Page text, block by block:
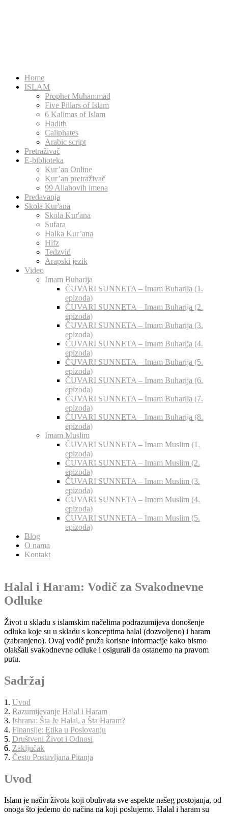
Home
ISLAM
Prophet Muhammad
Five Pillars of Islam
6 Kalimas of Islam
Hadith
Caliphates
Arabic script
Pretraživač
E-biblioteka
Kur’an Online
Kur’an pretraživač
99 Allahovih imena
Predavanja
Skola Kur'ana
Skola Kur'ana
Sufara
Halka Kur’ana
Hifz
Tedzvid
Arapski jezik
Video
Imam Buharija
ČUVARI SUNNETA – Imam Buharija (1.
epizoda)
ČUVARI SUNNETA – Imam Buharija (2.
epizoda)
ČUVARI SUNNETA – Imam Buharija (3.
epizoda)
ČUVARI SUNNETA – Imam Buharija (4.
epizoda)
ČUVARI SUNNETA – Imam Buharija (5.
epizoda)
ČUVARI SUNNETA – Imam Buharija (6.
epizoda)
ČUVARI SUNNETA – Imam Buharija (7.
epizoda)
ČUVARI SUNNETA – Imam Buharija (8.
epizoda)
Imam Muslim
ČUVARI SUNNETA – Imam Muslim (1.
epizoda)
ČUVARI SUNNETA – Imam Muslim (2.
epizoda)
ČUVARI SUNNETA – Imam Muslim (3.
epizoda)
ČUVARI SUNNETA – Imam Muslim (4.
epizoda)
ČUVARI SUNNETA – Imam Muslim (5.
epizoda)
Blog
O nama
Kontakt
Halal i Haram: Vodič za Svakodnevne
Odluke
Život u skladu s islamskim načelima podrazumijeva donošenje
odluka koje su u skladu s konceptima halal (dozvoljeno) i haram
(zabranjeno). Ovaj vodič pruža korisne informacije kako bismo
olakšali svakodnevne odluke i osigurali da ostanemo na pravom
putu.
Sadržaj
1. Uvod
2. Razumijevanje Halal i Haram
3. Ishrana: Šta Je Halal, a Šta Haram?
4. Finansije: Etika u Poslovanju
5. Društveni Život i Odnosi
6. Zaključak
7. Često Postavljana Pitanja
Uvod
Islam je način života koji obuhvata sve aspekte našeg postojanja, od
onoga što jedemo do načina na koji poslujemo. Halal i haram su